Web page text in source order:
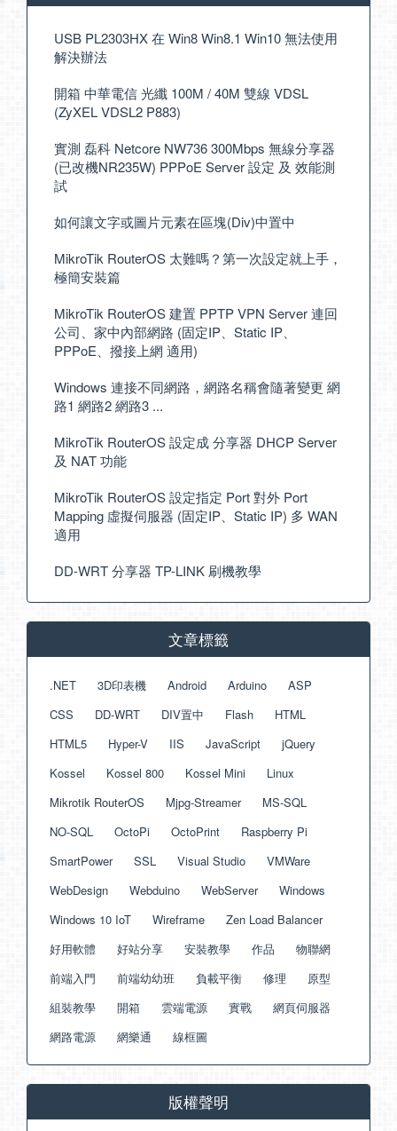
USB PL2303HX 在 Win8 Win8.1 Win10 無法使用
解決辦法
開箱 中華電信 光纖 100M / 40M 雙線 VDSL
(ZyXEL VDSL2 P883)
實測 磊科 Netcore NW736 300Mbps 無線分享器
(已改機NR235W) PPPoE Server 設定 及 效能測
試
如何讓文字或圖片元素在區塊(Div)中置中
MikroTik RouterOS 太難嗎？第一次設定就上手，
極簡安裝篇
MikroTik RouterOS 建置 PPTP VPN Server 連回
公司、家中內部網路 (固定IP、Static IP、
PPPoE、撥接上網 適用)
Windows 連接不同網路，網路名稱會隨著變更 網
路1 網路2 網路3 ...
MikroTik RouterOS 設定成 分享器 DHCP Server
及 NAT 功能
MikroTik RouterOS 設定指定 Port 對外 Port
Mapping 虛擬伺服器 (固定IP、Static IP) 多 WAN
適用
DD-WRT 分享器 TP-LINK 刷機教學
文章標籤
.NET 3D印表機 Android Arduino
ASP
CSS
DD-WRT DIV置中 Flash
HTML
HTML5
Hyper-V IIS JavaScript
jQuery
Kossel
Kossel 800 Kossel Mini
Linux
Mikrotik RouterOS
Mjpg-Streamer
MS-SQL
NO-SQL
OctoPi OctoPrint
Raspberry Pi
SmartPower
SSL Visual Studio
VMWare
WebDesign
Webduino WebServer
Windows
Windows 10 IoT
Wireframe
Zen Load Balancer
好用軟體
好站分享 安裝教學 作品
物聯網
前端入門
前端幼幼班 負載平衡 修理
原型
組裝教學
開箱 雲端電源 實戰
網頁伺服器
網路電源
網樂通 線框圖
版權聲明